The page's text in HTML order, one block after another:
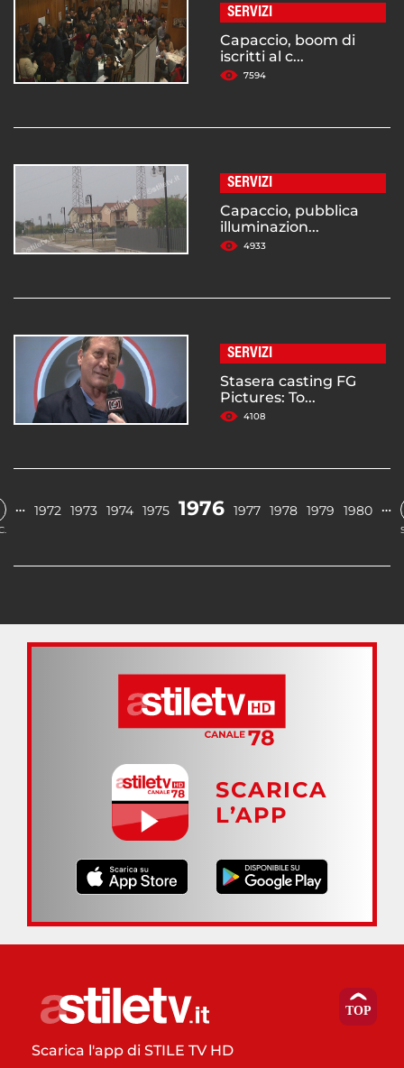
SERVIZI
Capaccio, boom di
iscritti al c...
7594
SERVIZI
Capaccio, pubblica
illuminazion...
4933
SERVIZI
Stasera casting FG
Pictures: To...
4108
… 1972 1973 1974 1975 1976 1977 1978 1979 1980 …
SCARICA
L’APP
Scarica l'app di STILE TV HD